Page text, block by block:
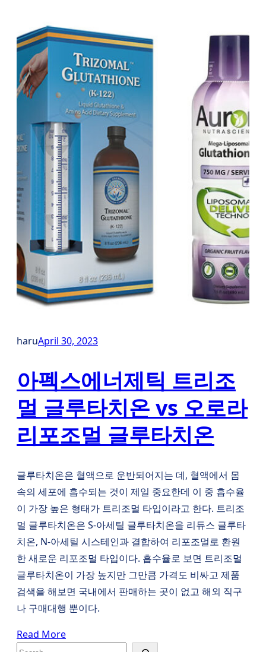
haruApril 30, 2023
아펙스에너제틱 트리조
멀 글루타치온 vs 오로라
리포조멀 글루타치온
글루타치온은 혈액으로 운반되어지는 데, 혈액에서 몸
속의 세포에 흡수되는 것이 제일 중요한데 이 중 흡수율
이 가장 높은 형태가 트리조멀 타입이라고 한다. 트리조
멀 글루타치온은 S-아세틸 글루타치온을 리듀스 글루타
치온, N-아세틸 시스테인과 결합하여 리포조멀로 환원
한 새로운 리포조멀 타입이다. 흡수율로 보면 트리조멀
글루타치온이 가장 높지만 그만큼 가격도 비싸고 제품
검색을 해보면 국내에서 판매하는 곳이 없고 해외 직구
나 구매대행 뿐이다.
Read More